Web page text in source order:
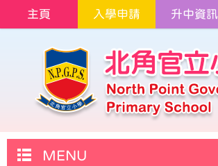
主頁 入學申請 升中資訊
MENU